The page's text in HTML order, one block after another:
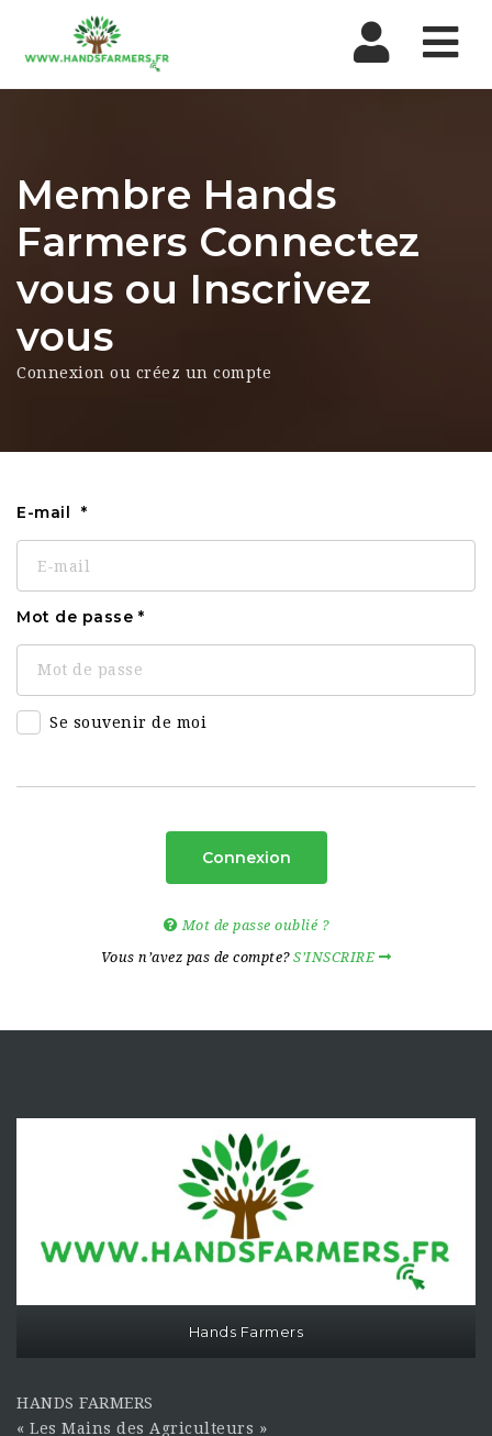
Membre Hands
Farmers Connectez
vous ou Inscrivez
vous
Connexion ou créez un compte
E-mail
Mot de passe
Se souvenir de moi
Connexion
Mot de passe oublié ?
Vous n’avez pas de compte?S’INSCRIRE
Hands Farmers
HANDS FARMERS
« Les Mains des Agriculteurs »